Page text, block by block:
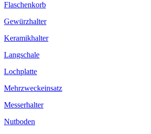
Flaschenkorb
Gewürzhalter
Keramikhalter
Langschale
Lochplatte
Mehrzweckeinsatz
Messerhalter
Nutboden